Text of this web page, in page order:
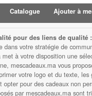
Catalogue Ajouter à
pour des liens de qualité :
dans votre stratégie de
à votre disposition une
mescadeaux.ma vous
votre logo et du texte,
pour des cadeaux non
par mescadeaux.ma